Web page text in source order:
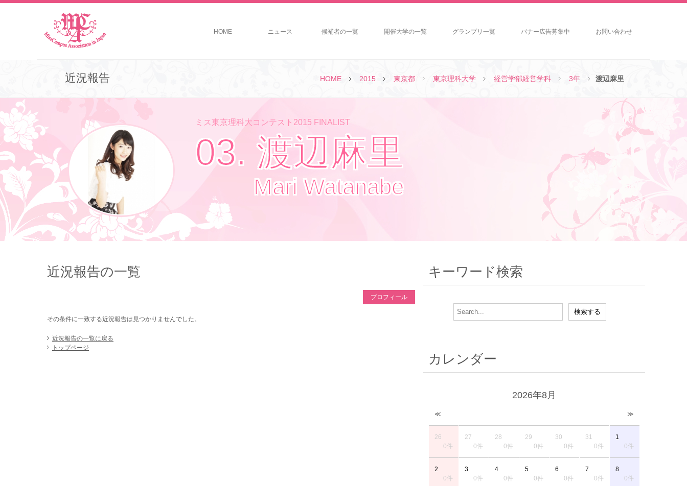
HOME ニュース 候補者の一覧 開催大学の一覧 グランプリ一覧 バナー広告募集中 お問い合わせ
HOME 2015 東京都 東京理科大学 経営学部経営学科 3年 渡辺麻里
近況報告
ミス東京理科大コンテスト2015 FINALIST
03. 渡辺麻里
Mari Watanabe
近況報告の一覧
プロフィール
その条件に一致する近況報告は見つかりませんでした。
近況報告の一覧に戻る
トップページ
キーワード検索
カレンダー
2026年8月
≪ ≫
26
0件
27
0件
28
0件
29
0件
30
0件
31
0件
1
0件
2
0件
3
0件
4
0件
5
0件
6
0件
7
0件
8
0件